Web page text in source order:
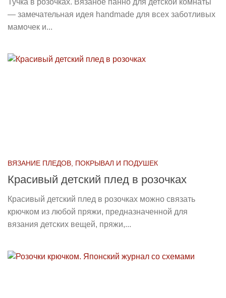
— замечательная идея handmade для всех заботливых
мамочек и...
ВЯЗАНИЕ ПЛЕДОВ, ПОКРЫВАЛ И ПОДУШЕК
Красивый детский плед в розочках
Красивый детский плед в розочках можно связать
крючком из любой пряжи, предназначенной для
вязания детских вещей, пряжи,...